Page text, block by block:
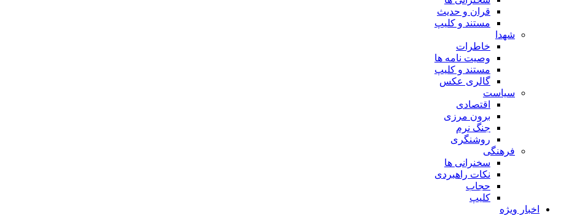
قران و حدیث
مستند و کلیپ
شهدا
خاطرات
وصیت نامه ها
مستند و کلیپ
گالری عکس
سیاست
اقتصادی
برون مرزی
جنگ نرم
روشنگری
فرهنگی
سخنرانی ها
نکات راهبردی
حجاب
کلیپ
اخبار ویژه